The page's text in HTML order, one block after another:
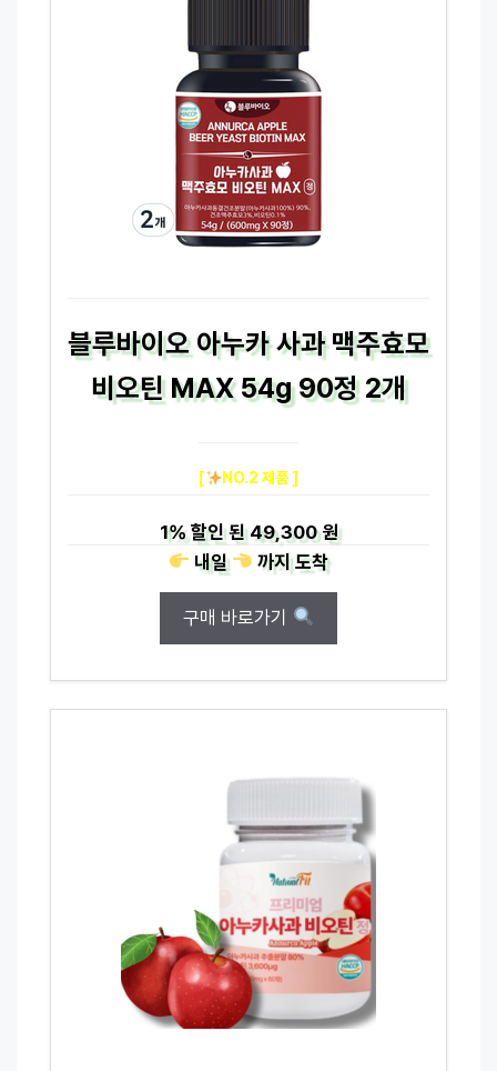
블루바이오 아누카 사과 맥주효모
비오틴 MAX 54g 90정 2개
[ NO.2 제품 ]
1%할인 된49,300 원
내일
까지도착
구매 바로가기